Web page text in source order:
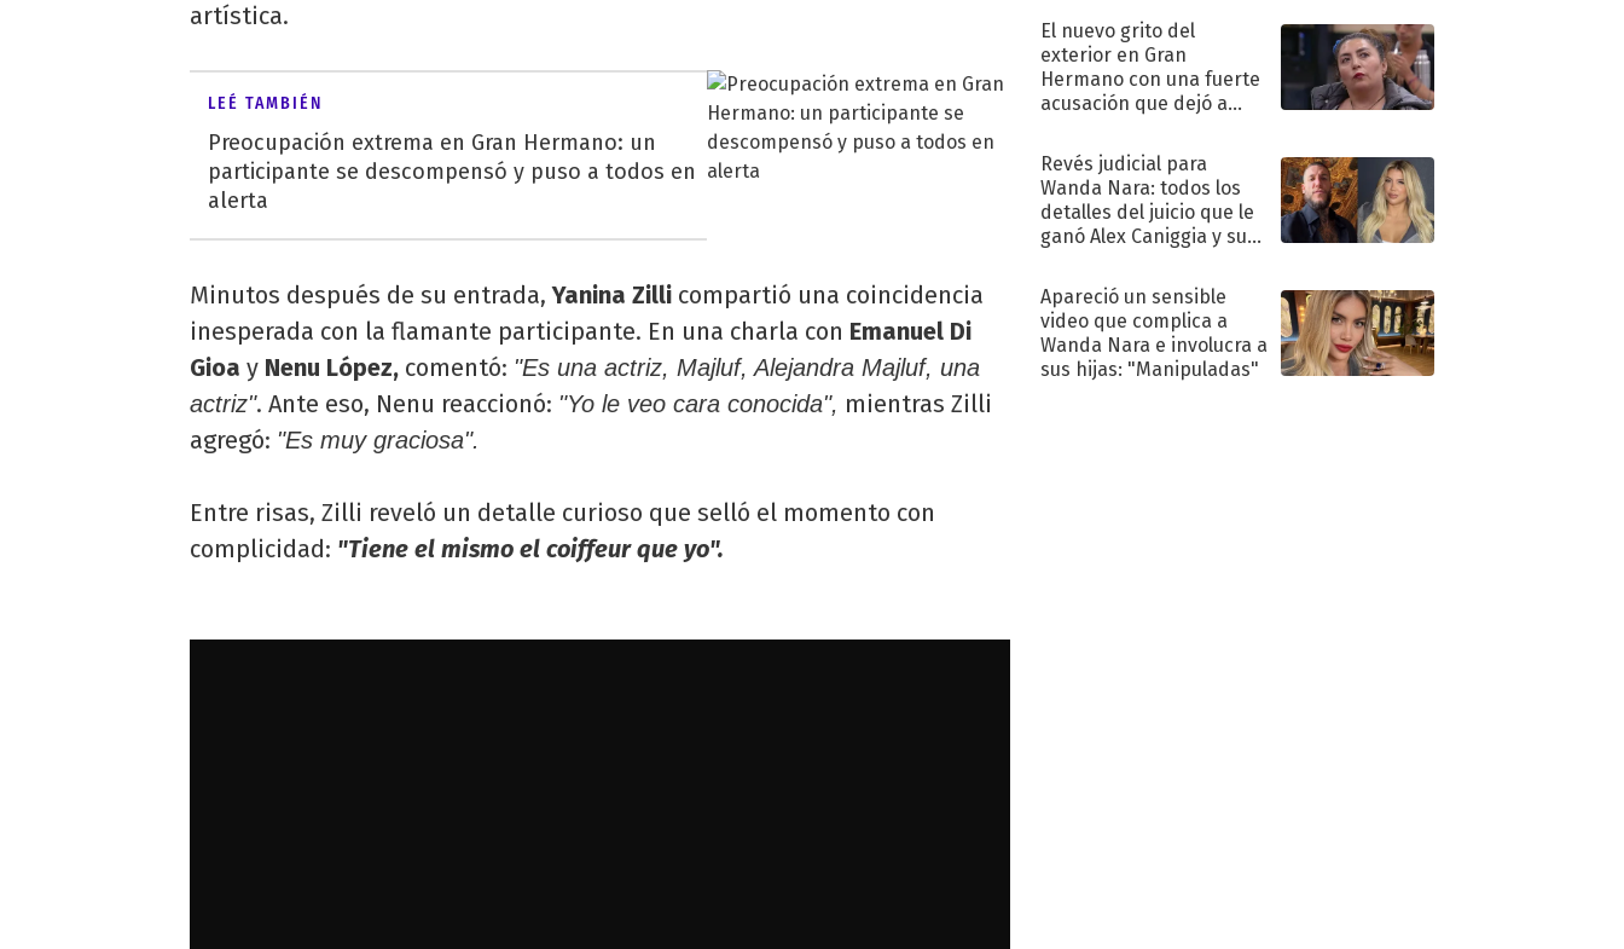
artística.
LEÉ TAMBIÉN
Preocupación extrema en Gran Hermano: un
participante se descompensó y puso a todos en
alerta
Minutos después de su entrada,Yanina Zilli compartió una coincidencia
inesperada con la flamante participante. En una charla con Emanuel Di
Gioa y Nenu López, comentó: "Es una actriz, Majluf, Alejandra Majluf, una
actriz". Ante eso, Nenu reaccionó: "Yo le veo cara conocida", mientras Zilli
agregó: "Es muy graciosa".
Entre risas, Zilli reveló un detalle curioso que selló el momento con
complicidad: "Tiene el mismo el coiffeur que yo".
El nuevo grito del
exterior en Gran
Hermano con una fuerte
acusación que dejó a
"Traidora"
Revés judicial para
Wanda Nara: todos los
detalles del juicio que le
ganó Alex Caniggia y sus
Apareció un sensible
video que complica a
Wanda Nara e involucra a
sus hijas: "Manipuladas"